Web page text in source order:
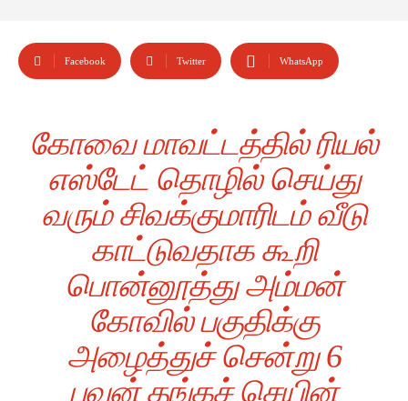
Facebook Twitter WhatsApp
கோவை மாவட்டத்தில் ரியல்
எஸ்டேட் தொழில் செய்து
வரும் சிவக்குமாரிடம் வீடு
காட்டுவதாக கூறி
பொன்னூத்து அம்மன்
கோவில் பகுதிக்கு
அழைத்துச் சென்று 6
பவுன் தங்கச் செயின்